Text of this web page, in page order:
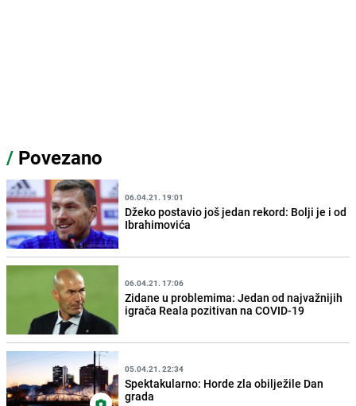
/ Povezano
06.04.21. 19:01
Džeko postavio još jedan rekord: Bolji je i od
Ibrahimovića
06.04.21. 17:06
Zidane u problemima: Jedan od najvažnijih
igrača Reala pozitivan na COVID-19
05.04.21. 22:34
Spektakularno: Horde zla obilježile Dan
grada